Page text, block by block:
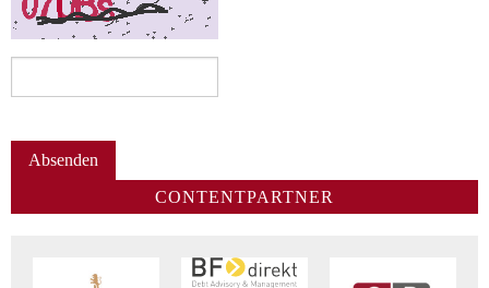
CONTENTPARTNER